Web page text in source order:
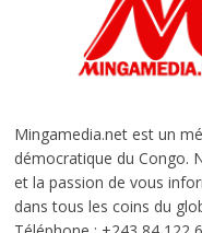
Mingamedia.net est un
démocratique du Congo.
et la passion de vous
dans tous les coins du